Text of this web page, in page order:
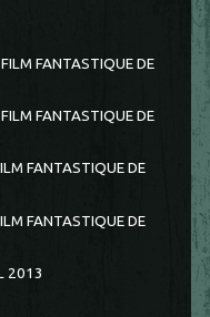
FANTASTIQUE DE
FANTASTIQUE DE
FANTASTIQUE DE
FANTASTIQUE DE
2013